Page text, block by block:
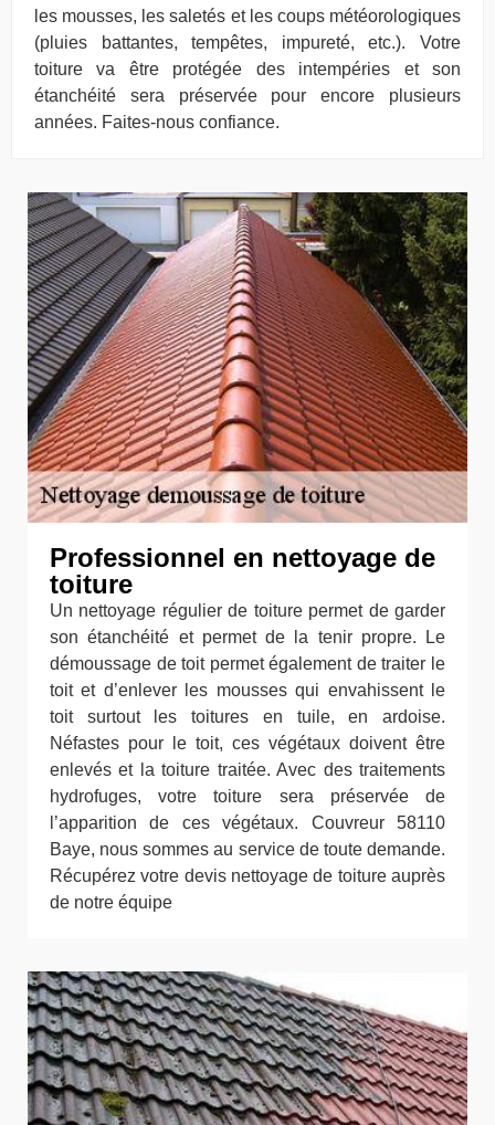
les mousses, les saletés et les coups météorologiques
(pluies battantes, tempêtes, impureté, etc.). Votre
toiture va être protégée des intempéries et son
étanchéité sera préservée pour encore plusieurs
années. Faites-nous confiance.
Professionnel en nettoyage de
toiture
Un nettoyage régulier de toiture permet de garder
son étanchéité et permet de la tenir propre. Le
démoussage de toit permet également de traiter le
toit et d’enlever les mousses qui envahissent le
toit surtout les toitures en tuile, en ardoise.
Néfastes pour le toit, ces végétaux doivent être
enlevés et la toiture traitée. Avec des traitements
hydrofuges, votre toiture sera préservée de
l’apparition de ces végétaux. Couvreur 58110
Baye, nous sommes au service de toute demande.
Récupérez votre devis nettoyage de toiture auprès
de notre équipe